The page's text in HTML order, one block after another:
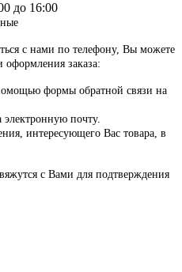
до 16:00
с нами по телефону, Вы можете
оформления заказа:
формы обратной связи на
почту.
интересующего Вас товара, в
с Вами для подтверждения